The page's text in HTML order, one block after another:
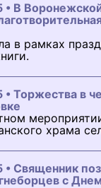
• В
в рамках
• Торжества в
храма
• Священник
с